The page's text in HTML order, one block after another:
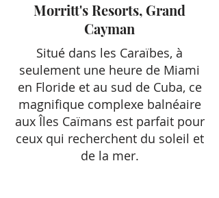
Morritt's Resorts, Grand
Cayman
Situé dans les Caraïbes, à
seulement une heure de Miami
en Floride et au sud de Cuba, ce
magnifique complexe balnéaire
aux Îles Caïmans est parfait pour
ceux qui recherchent du soleil et
de la mer.